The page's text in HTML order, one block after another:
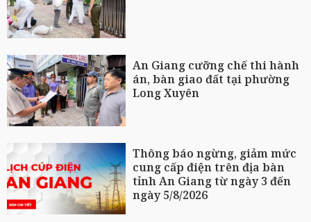
An Giang cưỡng chế thi hành
án, bàn giao đất tại phường
Long Xuyên
Thông báo ngừng, giảm mức
cung cấp điện trên địa bàn
tỉnh An Giang từ ngày 3 đến
ngày 5/8/2026